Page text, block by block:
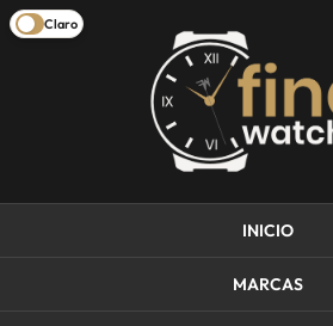
Claro
INICIO
MARCAS